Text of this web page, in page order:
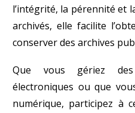
l’intégrité, la pérennité et
archivés, elle facilite
conserver des archives
Que vous gériez des
électroniques ou que
numérique, participez à